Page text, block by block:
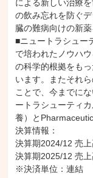
による新しい治療
の飲み忘れを防ぐ
臓の難病向けの新
■ニュートラシュー
で培われたノウハ
の科学的根拠をも
います。またそれ
ことで、今までに
ートラシューティ
養）と
決算情報：
決算期2024/12 売
決算期2025/12 売
※決済単位：連結